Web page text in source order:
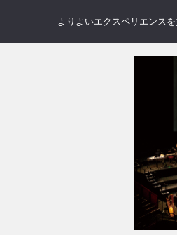
よりよいエクスペリエンス